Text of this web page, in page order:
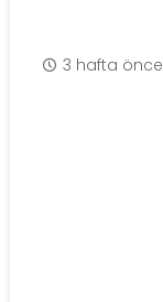
3 hafta önce